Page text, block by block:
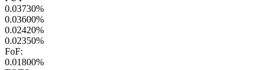
0.03730%
0.03600%
0.02420%
0.02350%
FoF:
0.01800%